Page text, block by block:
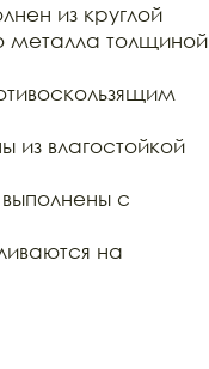
из круглой
металла толщиной
влагостойкой
с
на